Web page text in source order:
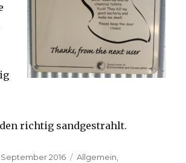
richtig sandgestrahlt.
September 2016 Kategorien
Allgemein